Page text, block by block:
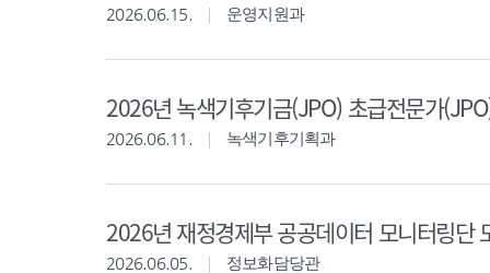
2026.06.15. 운영지원과
2026년 녹색기후기금(JPO) 초급전문가
2026.06.11. 녹색기후기획과
2026년 재정경제부 공공데이터 모니터링단
2026.06.05. 정보화담당관